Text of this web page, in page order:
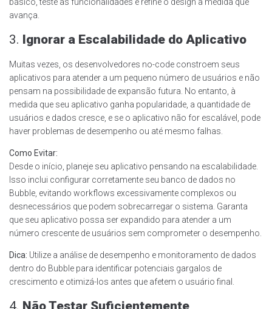
básico, teste as funcionalidades e refine o design à medida que
avança.
3. Ignorar a Escalabilidade do Aplicativo
Muitas vezes, os desenvolvedores no-code constroem seus
aplicativos para atender a um pequeno número de usuários e não
pensam na possibilidade de expansão futura. No entanto, à
medida que seu aplicativo ganha popularidade, a quantidade de
usuários e dados cresce, e se o aplicativo não for escalável, pode
haver problemas de desempenho ou até mesmo falhas.
Como Evitar:
Desde o início, planeje seu aplicativo pensando na escalabilidade.
Isso inclui configurar corretamente seu banco de dados no
Bubble, evitando workflows excessivamente complexos ou
desnecessários que podem sobrecarregar o sistema. Garanta
que seu aplicativo possa ser expandido para atender a um
número crescente de usuários sem comprometer o desempenho.
Dica: Utilize a análise de desempenho e monitoramento de dados
dentro do Bubble para identificar potenciais gargalos de
crescimento e otimizá-los antes que afetem o usuário final.